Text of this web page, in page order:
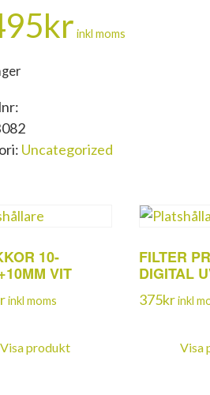
kr inkl moms
Uncategorized
10-
VIT
inkl moms
Visa produkt
FILTER
DIGITAL
375kr inkl
Visa